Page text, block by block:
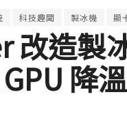
科技趣聞 製冰機 顯
改造製
降溫